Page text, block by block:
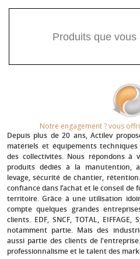
Produits que
Notre engagement ? vous
Depuis plus de 20 ans, Actilev
matériels et équipements
des collectivités. Nous répondons à
produits dédiés à la manutention,
levage, sécurité de chantier,
confiance dans l’achat et le conseil
territoire. Grâce à une utilisation
compte quelques grandes
clients. EDF, SNCF, TOTAL,
notamment partie. Mais des
aussi partie des clients de
professionnalisme et le talent des